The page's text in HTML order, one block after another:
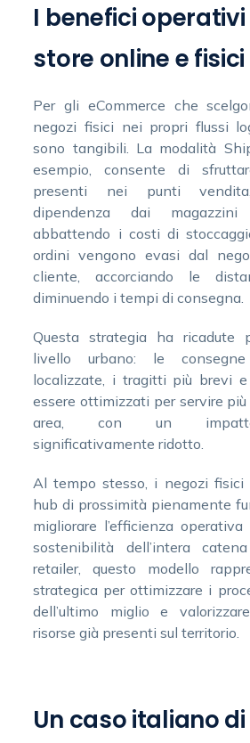
I benefici
store online e fisici
Per gli eCommerce che
negozi fisici nei propri flussi
sono tangibili. La modalità
esempio, consente di
presenti nei punti
dipendenza dai
abbattendo i costi di
ordini vengono evasi dal
cliente, accorciando le
diminuendo i tempi di consegna.
Questa strategia ha ricadute
livello urbano: le
localizzate, i tragitti più brevi
essere ottimizzati per servire più
area, con un
significativamente ridotto.
Al tempo stesso, i negozi fisici
hub di prossimità pienamente
migliorare l’efficienza
sostenibilità dell’intera
retailer, questo modello
strategica per ottimizzare i
dell’ultimo miglio e
risorse già presenti sul territorio.
Un caso italiano di